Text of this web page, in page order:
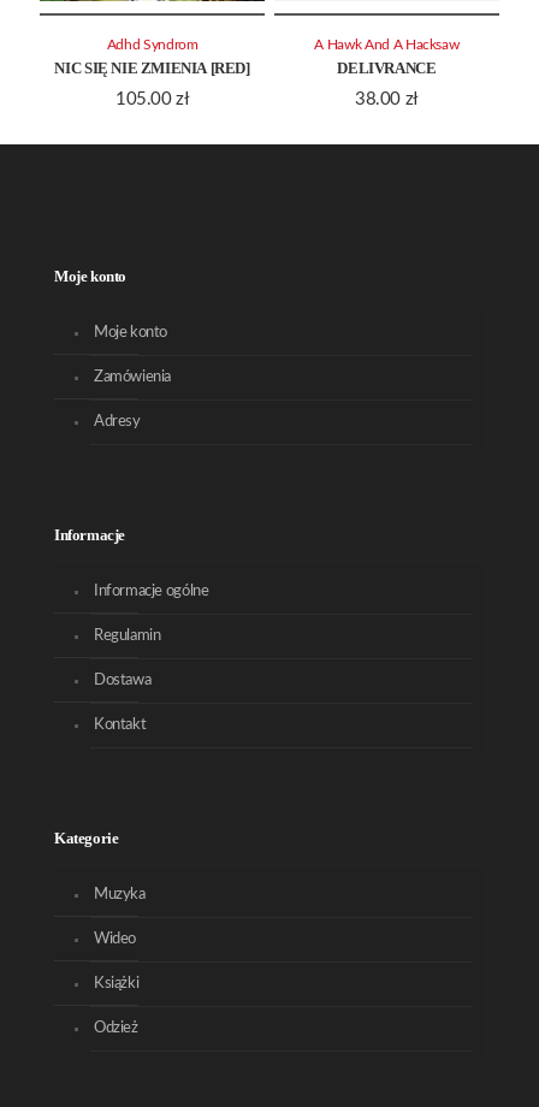
NIC SIĘ NIE ZMIENIA [RED]
105.00 zł
Adhd Syndrom
DELIVRANCE
38.00 zł
A Hawk And A Hacksaw
Moje konto
Moje konto
Zamówienia
Adresy
Informacje
Informacje ogólne
Regulamin
Dostawa
Kontakt
Kategorie
Muzyka
Wideo
Książki
Odzież